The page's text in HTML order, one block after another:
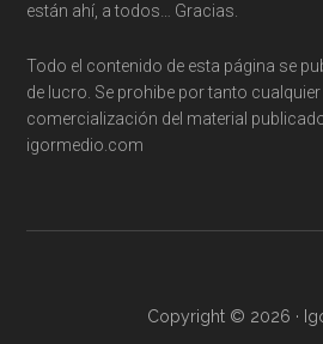
están ahí, a todos… Gracias.
Todo el contenido de esta página se
de lucro. Se prohibe por tanto
comercialización del material
igormedio.com
Copyright © 2026 ·